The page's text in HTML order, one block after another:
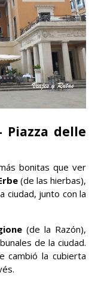
Piazza delle
bonitas que ver
(de las hierbas),
ciudad, junto con la
(de la Razón),
de la ciudad.
cambió la cubierta